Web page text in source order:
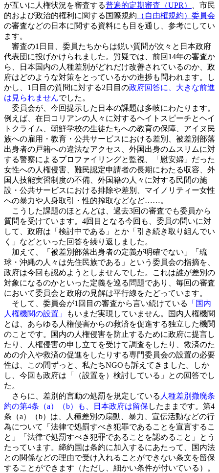
が互いに人権状況を審査する普遍的定期審査（UPR）
、市民
的および政治的権利に関する国際規約 （自由権規約）委員会
の審査などの日本に関する資料にも目を通し、参考にしてい
ます。
審査の1日目、委員たちからは鋭い質問が次々と日本政府
代表団に投げかけられました。質疑では、前回14年の審査か
ら、日本国内の人種差別がどれだけ改善されているのか、政
府はどのような対策をとっているかの進捗も問われます。し
かし、1日目の質問に対する2日目の政府回答に、大きな前進
は見られませんでした。
委員会が、今回提示した日本の課題は多岐にわたります。
例えば、在日コリアンの人々に対するヘイトスピーチとヘイ
トクライム、朝鮮学校の生徒たちへの教育の保障、アイヌ民
族への雇用・教育・公共サービスにおける差別、被差別部落
出身者の戸籍への違法なアクセス、外国出身のムスリムに対
する警察によるプロファイリングと監視、「慰安婦」だった
女性への人権侵害、難民認定申請者の長期にわたる収容、外
国人技能実習制度の不備、外国籍の人々に対する民間の施
設・公共サービスにおける排除や差別、マイノリティー女性
への暴力や人身取引・性的搾取などなど……。
こうした課題のほとんどは、過去3回の審査でも委員から
質問を受けています。4回目となる今回も、委員の問いに対
して、政府は「検討中である」とか「引き続き取り組んでい
く」などといった回答を繰り返しました。
加えて、「被差別部落出身者の定義が明確でない」「琉
球・沖縄の人々は先住民族である」という委員会の指摘を、
政府は今回も認めようとしませんでした。これは誰が差別の
対象になるのかといった定義を巡る問題であり、毎回の審査
において委員会と政府の見解は平行線をたどっています。
そして、委員会が1回目の審査から言い続けている
「国内
人権機関の設置」
もいまだ実現していません。国内人権機関
とは、あらゆる人権侵害からの救済を促進する独立した機関
のことです。国内の人権侵害を防止するために政府に提言し
たり、人権侵害の申し立てを受けて調査をしたり、救済のた
めの介入や救済の促進をしたりする専門委員会の設置の必要
性は、この間ずっと、私たちNGOも訴えてきました。しか
し、今回も政府は「（設置を）検討している」との回答でし
た。
さらに、差別的言動の処罰を規定している 人種差別撤廃条
約の第4条（a）（b）も、日本政府は留保 したままです。第4
条（a）（b）は、人種差別の扇動、暴力、宣伝活動などの行
為について「法律で処罰すべき犯罪であることを宣言するこ
と」「法律で処罰すべき犯罪であることを認めること」とう
たっています。締約国は条約に加入するにあたって、国内法
との関係などの理由で受け入れることができない条文を留保
することができます（ただし、細かい条件が付いている）。